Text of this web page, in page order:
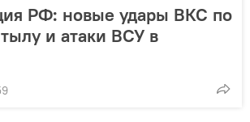
РФ: новые удары ВКС по
и атаки ВСУ в